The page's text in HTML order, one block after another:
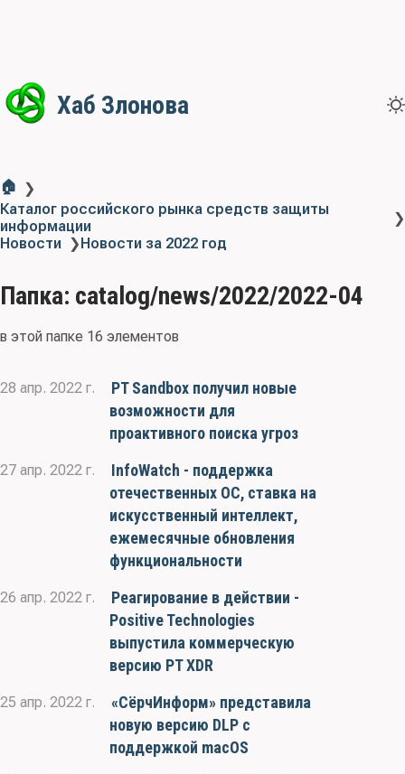
Хаб Злонова
🏠 ❯
Каталог российского рынка средств защиты
информации
❯
Новости ❯Новости за 2022 год
Папка: catalog/news/2022/2022-04
в этой папке 16 элементов
28 апр. 2022 г.
PT Sandbox получил новые
возможности для
проактивного поиска угроз
27 апр. 2022 г.
InfoWatch - поддержка
отечественных ОС, ставка на
искусственный интеллект,
ежемесячные обновления
функциональности
26 апр. 2022 г.
Реагирование в действии -
Positive Technologies
выпустила коммерческую
версию PT XDR
25 апр. 2022 г.
«СёрчИнформ» представила
новую версию DLP с
поддержкой macOS